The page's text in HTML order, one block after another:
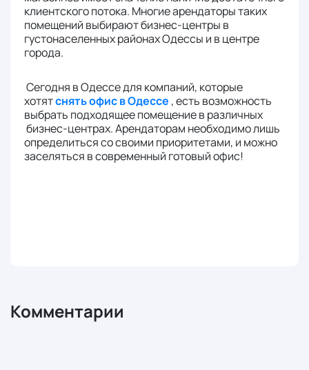
клиентского потока. Многие арендаторы таких
помещений выбирают бизнес-центры в
густонаселенных районах Одессы и в центре
города.
Сегодня в Одессе для компаний, которые
хотятснять офис в Одессе , есть возможность
выбрать подходящее помещение в различных
бизнес-центрах. Арендаторам необходимо лишь
определиться со своими приоритетами, и можно
заселяться в современный готовый офис!
Комментарии